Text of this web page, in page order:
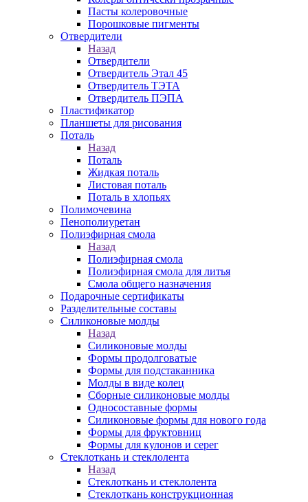
Пасты колеровочные
Порошковые пигменты
Отвердители
Назад
Отвердители
Отвердитель Этал 45
Отвердитель ТЭТА
Отвердитель ПЭПА
Пластификатор
Планшеты для рисования
Поталь
Назад
Поталь
Жидкая поталь
Листовая поталь
Поталь в хлопьях
Полимочевина
Пенополиуретан
Полиэфирная смола
Назад
Полиэфирная смола
Полиэфирная смола для литья
Смола общего назначения
Подарочные сертификаты
Разделительные составы
Силиконовые молды
Назад
Силиконовые молды
Формы продолговатые
Формы для подстаканника
Молды в виде колец
Сборные силиконовые молды
Односоставные формы
Силиконовые формы для нового года
Формы для фруктовниц
Формы для кулонов и серег
Стеклоткань и стеклолента
Назад
Стеклоткань и стеклолента
Стеклоткань конструкционная